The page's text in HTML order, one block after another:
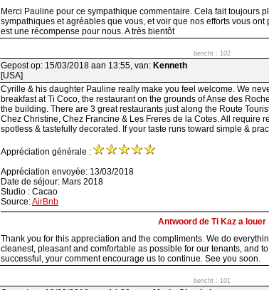
Merci Pauline pour ce sympathique commentaire. Cela fait toujours
sympathiques et agréables que vous, et voir que nos efforts vous
est une récompense pour nous. A très bientôt
bericht : 102
Gepost op: 15/03/2018 aan 13:55, van: Kenneth
[USA]
Cyrille & his daughter Pauline really make you feel welcome. We
breakfast at Ti Coco, the restaurant on the grounds of Anse des
the building. There are 3 great restaurants just along the Route
Chez Christine, Chez Francine & Les Freres de la Cotes. All require
spotless & tastefully decorated. If your taste runs toward simple &
Appréciation générale :
Appréciation envoyée: 13/03/2018
Date de séjour: Mars 2018
Studio : Cacao
Source:AirBnb
Antwoord de Ti Kaz a louer
Thank you for this appreciation and the compliments. We do
cleanest, pleasant and comfortable as possible for our tenants, and
successful, your comment encourage us to continue. See you soon.
bericht : 101